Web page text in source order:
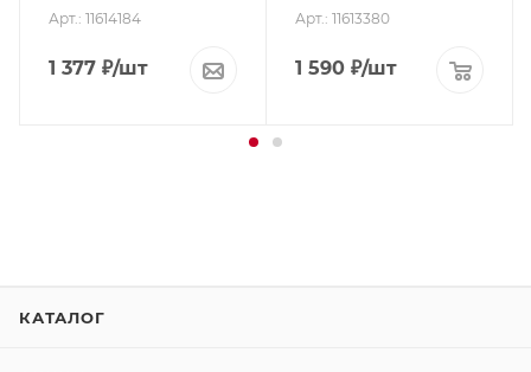
Арт.: 11614184
1 377 ₽/шт
Арт.: 11613380
1 590 ₽/шт
КАТАЛОГ